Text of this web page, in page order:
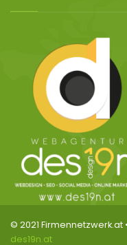
© 2021 Firmennetzwerk.at
des19n.at